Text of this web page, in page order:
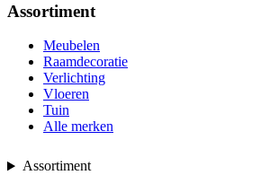
Assortiment
Meubelen
Raamdecoratie
Verlichting
Vloeren
Tuin
Alle merken
Assortiment